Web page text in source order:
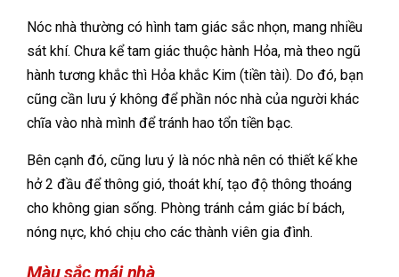
Nóc nhà thường có hình tam giác sắc nhọn, mang nhiều
sát khí. Chưa kể tam giác thuộc hành Hỏa, mà theo ngũ
hành tương khắc thì Hỏa khắc Kim (tiền tài). Do đó, bạn
cũng cần lưu ý không để phần nóc nhà của người khác
chĩa vào nhà mình để tránh hao tổn tiền bạc.
Bên cạnh đó, cũng lưu ý là nóc nhà nên có thiết kế khe
hở 2 đầu để thông gió, thoát khí, tạo độ thông thoáng
cho không gian sống. Phòng tránh cảm giác bí bách,
nóng nực, khó chịu cho các thành viên gia đình.
Màu sắc mái nhà